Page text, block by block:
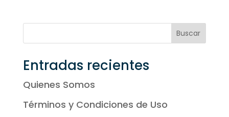
Buscar
Entradas recientes
Quienes Somos
Términos y Condiciones de Uso